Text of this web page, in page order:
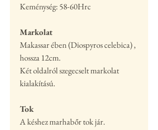
Keménység: 58-60Hrc
Markolat
Makassar ében (Diospyros celebica) ,
hossza 12cm.
Két oldalról szegecselt markolat
kialakítású.
Tok
A késhez marhabőr tok jár.